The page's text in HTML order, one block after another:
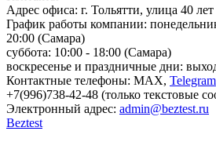
Адрес офиса: г. Тольятти, улица 40
График работы компании:
20:00 (Самара)
суббота: 10:00 - 18:00 (Самара)
воскресенье и праздничные дни:
Контактные телефоны: МАХ, Telegram
+7(996)738-42-48 (только текстовые
Электронный адрес: admin@beztest.ru
Beztest